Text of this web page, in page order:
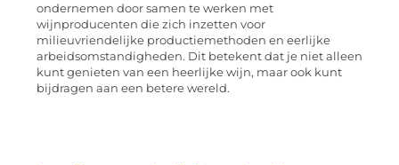
ondernemen door samen te werken met
wijnproducenten die zich inzetten voor
milieuvriendelijke productiemethoden en eerlijke
arbeidsomstandigheden. Dit betekent dat je niet alleen
kunt genieten van een heerlijke wijn, maar ook kunt
bijdragen aan een betere wereld.